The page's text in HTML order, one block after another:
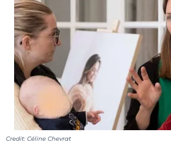
Credit: Céline Chevrat